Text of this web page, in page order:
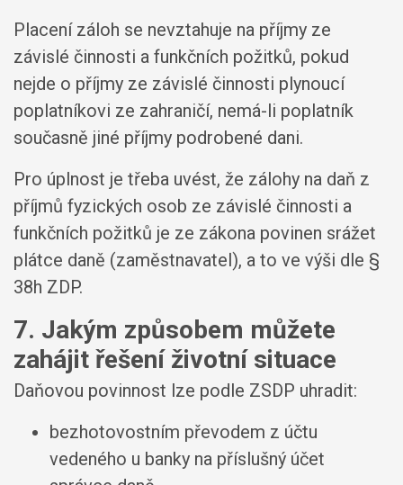
Placení záloh se nevztahuje na příjmy ze
závislé činnosti a funkčních požitků, pokud
nejde o příjmy ze závislé činnosti plynoucí
poplatníkovi ze zahraničí, nemá-li poplatník
současně jiné příjmy podrobené dani.
Pro úplnost je třeba uvést, že zálohy na daň z
příjmů fyzických osob ze závislé činnosti a
funkčních požitků je ze zákona povinen srážet
plátce daně (zaměstnavatel), a to ve výši dle §
38h ZDP.
7. Jakým způsobem můžete
zahájit řešení životní situace
Daňovou povinnost lze podle ZSDP uhradit:
bezhotovostním převodem z účtu
vedeného u banky na příslušný účet